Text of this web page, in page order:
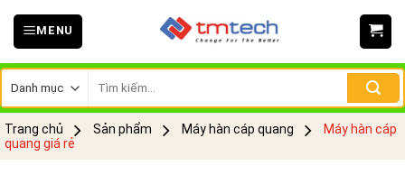
Skip
MENU
kiếm:
Trang chủ Sản phẩm Máy hàn cáp quang
Máy hàn cáp
quang giá rẻ